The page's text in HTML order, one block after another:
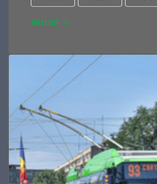
Vezi tot